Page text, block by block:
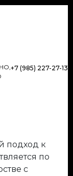
+7 (985) 227-27-13
подход к
по
с